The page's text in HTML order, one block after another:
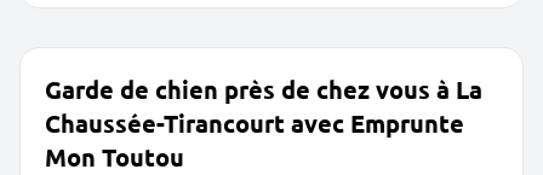
Garde de chien près de chez vous à La
Chaussée-Tirancourt avec Emprunte
Mon Toutou